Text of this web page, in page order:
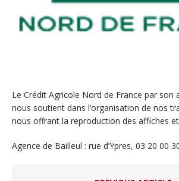
Le Crédit Agricole Nord de France par son
nous soutient dans l’organisation de nos
nous offrant la reproduction des affiches
Agence de Bailleul : rue d’Ypres, 03 20 00